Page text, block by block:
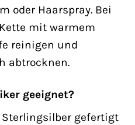
oder Haarspray. Bei
mit warmem
reinigen und
abtrocknen.
geeignet?
Sterlingsilber gefertigt